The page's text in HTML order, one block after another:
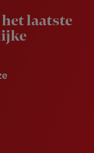
laatste